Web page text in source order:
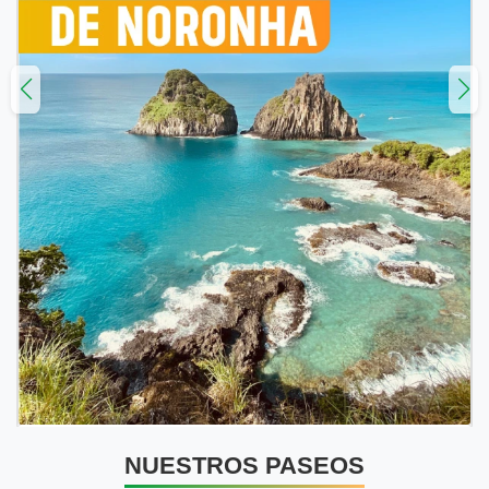
NUESTROS PASEOS
Arraial Do Cabo